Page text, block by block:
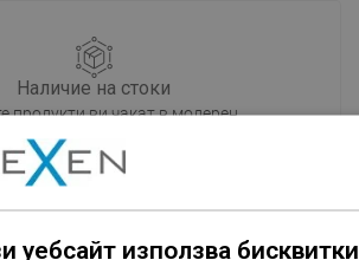
Наличие на стоки
продукти ви чакат в модерен
готов за изпращане!
уебсайт използва бисквитки